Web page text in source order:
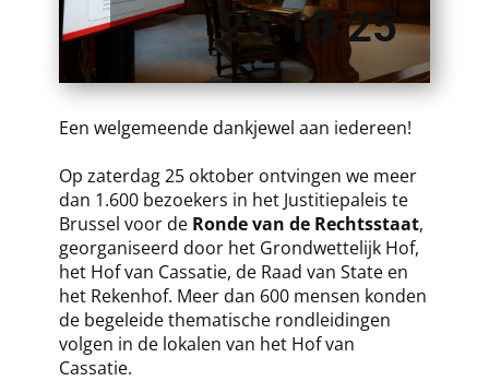
25.10.25
Een welgemeende dankjewel aan iedereen!
Op zaterdag 25 oktober ontvingen we meer
dan 1.600 bezoekers in het Justitiepaleis te
Brussel voor de Ronde van de Rechtsstaat,
georganiseerd door het Grondwettelijk Hof,
het Hof van Cassatie, de Raad van State en
het Rekenhof. Meer dan 600 mensen konden
de begeleide thematische rondleidingen
volgen in de lokalen van het Hof van
Cassatie.